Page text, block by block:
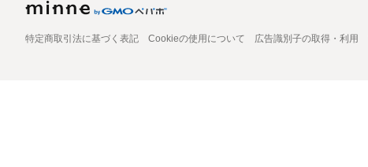
特定商取引法に基づく表記 Cookieの使用について 広告識別子の取得・利用